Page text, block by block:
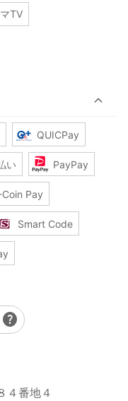
TV
QUICPay
い PayPay
Pay
Smart Code
help
４番地４